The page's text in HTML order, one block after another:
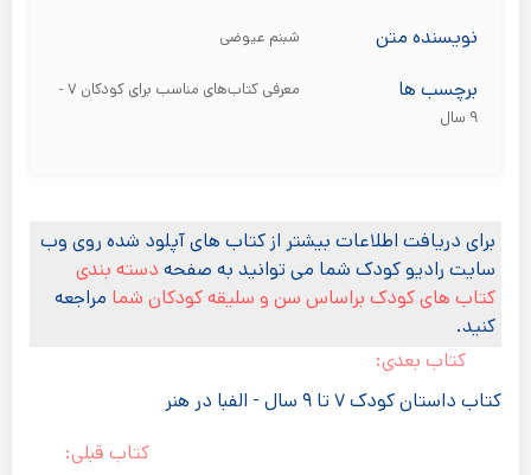
نویسنده متن شبنم عیوضی
برچسب ها
معرفی کتاب‌های مناسب برای کودکان ۷ -
۹ سال
برای دریافت اطلاعات بیشتر از کتاب های آپلود شده روی وب
سایت رادیو کودک شما می توانید به صفحه دسته بندی
کتاب های کودک براساس سن و سلیقه کودکان شما مراجعه
کنید.
کتاب بعدی:
کتاب داستان کودک ۷ تا ۹ سال - الفبا در هنر
کتاب قبلی: